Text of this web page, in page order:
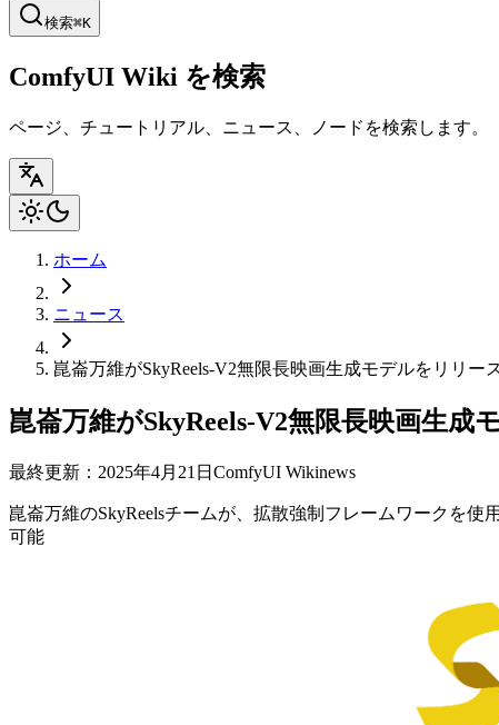
検索⌘K
ComfyUI Wiki を検索
ページ、チュートリアル、ニュース、ノードを検索します。
ホーム
ニュース
崑崙万維がSkyReels-V2無限長映画生成モデルをリリー
崑崙万維がSkyReels-V2無限長映画生成
最終更新：2025年4月21日 ComfyUI Wikinews
崑崙万維のSkyReelsチームが、拡散強制フレームワークを
可能